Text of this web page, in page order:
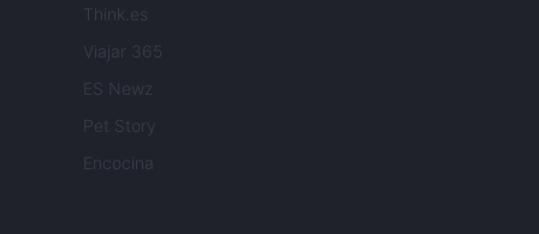
Think.es
Viajar 365
ES Newz
Pet Story
Encocina